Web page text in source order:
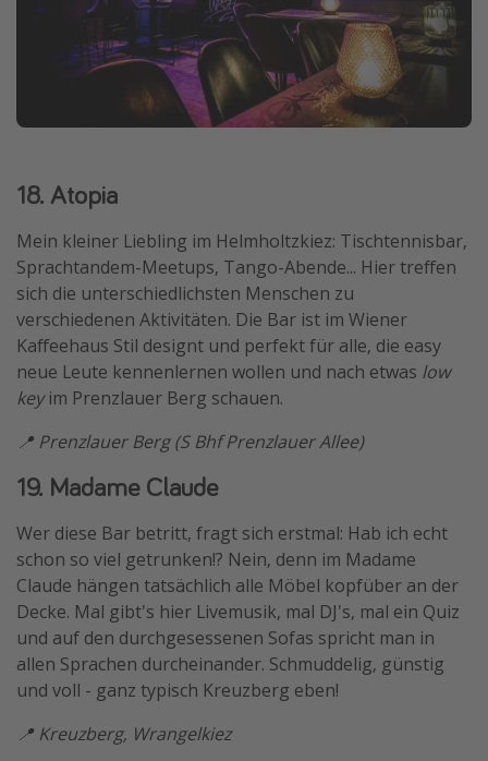
18. Atopia
Mein kleiner Liebling im Helmholtzkiez: Tischtennisbar,
Sprachtandem-Meetups, Tango-Abende... Hier treffen
sich die unterschiedlichsten Menschen zu
verschiedenen Aktivitäten. Die Bar ist im Wiener
Kaffeehaus Stil designt und perfekt für alle, die easy
neue Leute kennenlernen wollen und nach etwas low
keyim Prenzlauer Berg schauen.
📍 Prenzlauer Berg (S Bhf Prenzlauer Allee)
19. Madame Claude
Wer diese Bar betritt, fragt sich erstmal: Hab ich echt
schon so viel getrunken!? Nein, denn im Madame
Claude hängen tatsächlich alle Möbel kopfüber an der
Decke. Mal gibt's hier Livemusik, mal DJ's, mal ein Quiz
und auf den durchgesessenen Sofas spricht man in
allen Sprachen durcheinander. Schmuddelig, günstig
und voll - ganz typisch Kreuzberg eben!
📍 Kreuzberg, Wrangelkiez